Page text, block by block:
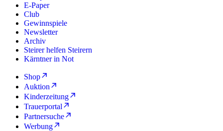
E-Paper
Club
Gewinnspiele
Newsletter
Archiv
Steirer helfen Steirern
Kärntner in Not
Shop
Auktion
Kinderzeitung
Trauerportal
Partnersuche
Werbung